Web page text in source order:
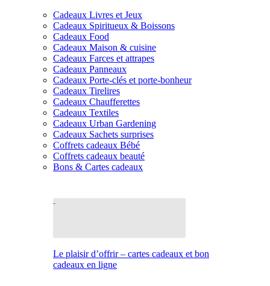
Cadeaux Livres et Jeux
Cadeaux Spiritueux & Boissons
Cadeaux Food
Cadeaux Maison & cuisine
Cadeaux Farces et attrapes
Cadeaux Panneaux
Cadeaux Porte-clés et porte-bonheur
Cadeaux Tirelires
Cadeaux Chaufferettes
Cadeaux Textiles
Cadeaux Urban Gardening
Cadeaux Sachets surprises
Coffrets cadeaux Bébé
Coffrets cadeaux beauté
Bons & Cartes cadeaux
Le plaisir d’offrir – cartes cadeaux et bon
cadeaux en ligne